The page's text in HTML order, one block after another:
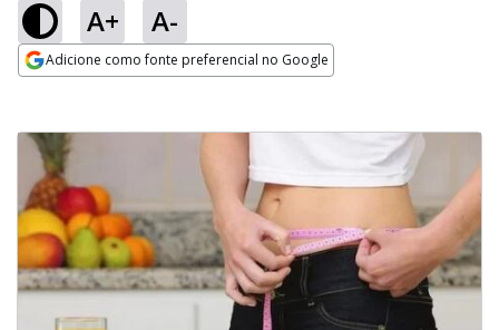
A+ A-
Adicione como fonte preferencial no Google